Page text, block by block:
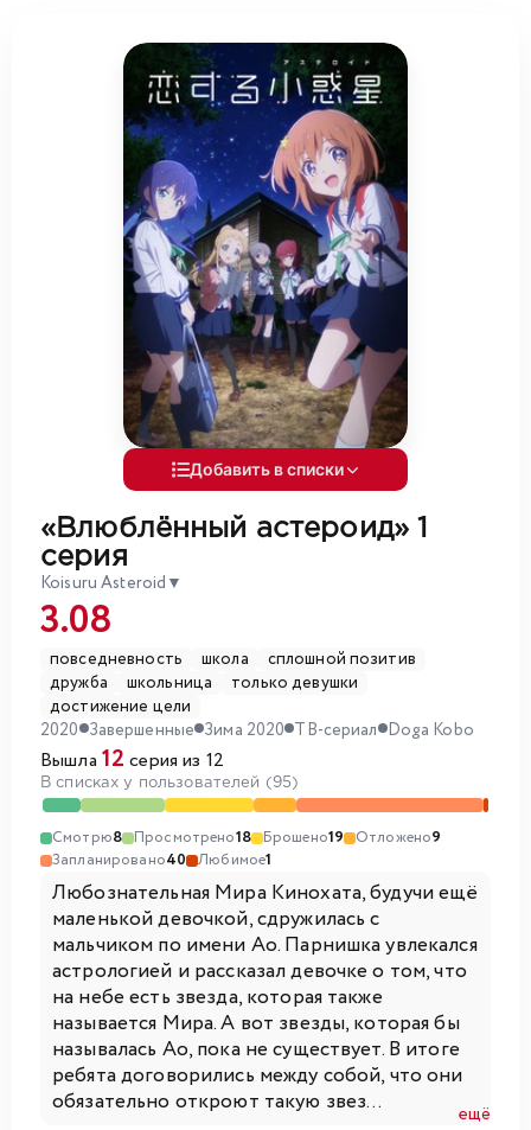
Добавить в списки
«Влюблённый астероид»1
серия
Koisuru Asteroid ▼
3.08
повседневность школа
сплошной позитив
дружба
школьница
только девушки
достижение цели
2020 Завершенные Зима 2020 ТВ-сериал Doga Kobo
Вышла 12 серия из 12
В списках у пользователей (95)
Смотрю8 Просмотрено18 Брошено19 Отложено9
Запланировано40 Любимое1
Любознательная Мира Кинохата, будучи ещё
маленькой девочкой, сдружилась с
мальчиком по имени Ао. Парнишка увлекался
астрологией и рассказал девочке о том, что
на небе есть звезда, которая также
называется Мира. А вот звезды, которая бы
называлась Ао, пока не существует. В итоге
ребята договорились между собой, что они
обязательно откроют такую звез...
ещё